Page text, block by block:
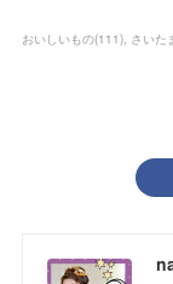
おいしいもの(111) さいた